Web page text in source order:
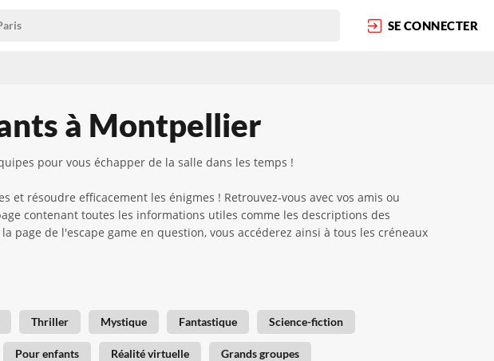
SE CONNECTER
à Montpellier
pour vous échapper de la salle dans les temps !
résoudre efficacement les énigmes ! Retrouvez-vous avec vos amis ou
contenant toutes les informations utiles comme les descriptions des
de l'escape game en question, vous accéderez ainsi à tous les créneaux
Thriller Mystique Fantastique Science-fiction
Pour enfants Réalité virtuelle Grands groupes